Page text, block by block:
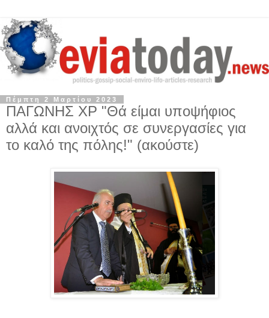
Πέμπτη 2 Μαρτίου 2023
ΠΑΓΩΝΗΣ ΧΡ "Θά είμαι υποψήφιος
αλλά και ανοιχτός σε συνεργασίες για
το καλό της πόλης!" (ακούστε)